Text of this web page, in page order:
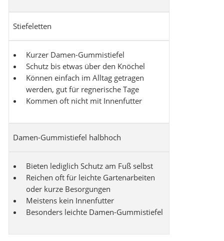
Stiefeletten
Kurzer Damen-Gummistiefel
Schutz bis etwas über den Knöchel
Können einfach im Alltag getragen
werden, gut für regnerische Tage
Kommen oft nicht mit Innenfutter
Damen-Gummistiefel halbhoch
Bieten lediglich Schutz am Fuß selbst
Reichen oft für leichte Gartenarbeiten
oder kurze Besorgungen
Meistens kein Innenfutter
Besonders leichte Damen-Gummistiefel